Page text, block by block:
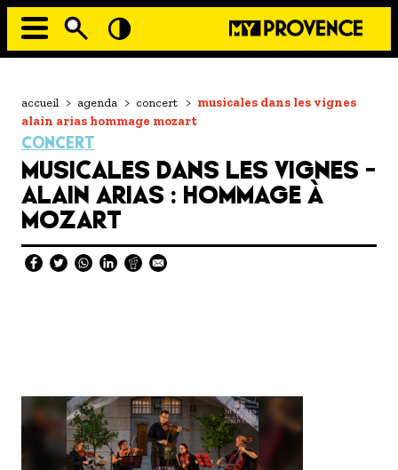
Aller
principale
À MOI LA CULTURE
AU GRAND AIR
PASSEZ À TABLE
SOUS TOUTES LES COUTUMES
TOURISME ET HANDICAP
S'inscrire à nos newsletters
Fil
d'Ariane
accueil > agenda > concert > musicales dans les vignes
alain arias hommage mozart
CONCERT
MUSICALES DANS LES VIGNES -
ALAIN ARIAS : HOMMAGE À
MOZART
Image